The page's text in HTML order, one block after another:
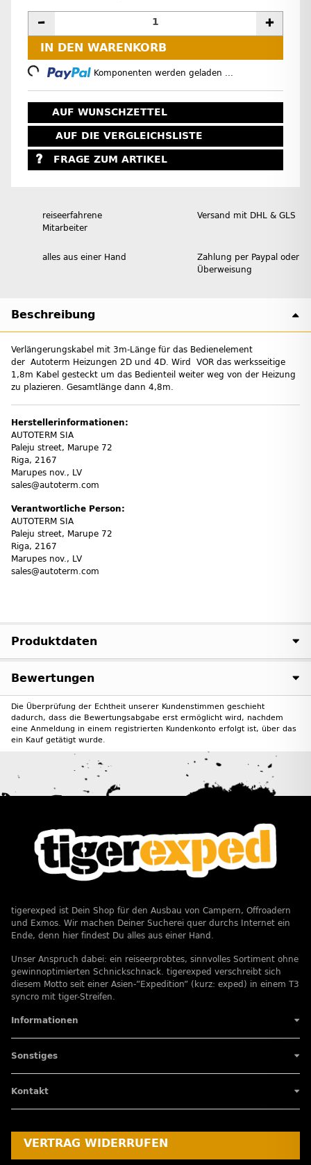
IN DEN WARENKORB
Komponenten werden geladen ...
AUF WUNSCHZETTEL
AUF DIE VERGLEICHSLISTE
FRAGE ZUM ARTIKEL
reiseerfahrene
Mitarbeiter
Versand mit DHL & GLS
alles aus einer Hand
Zahlung per Paypal oder
Überweisung
Beschreibung
Verlängerungskabel mit 3m-Länge für das Bedienelement
der Autoterm Heizungen 2D und 4D. Wird VOR das werksseitige
1,8m Kabel gesteckt um das Bedienteil weiter weg von der Heizung
zu plazieren. Gesamtlänge dann 4,8m.
Herstellerinformationen:
AUTOTERM SIA
Paleju street, Marupe 72
Riga, 2167
Marupes nov., LV
sales@autoterm.com
Verantwortliche Person:
AUTOTERM SIA
Paleju street, Marupe 72
Riga, 2167
Marupes nov., LV
sales@autoterm.com
Produktdaten
Bewertungen
Die Überprüfung der Echtheit unserer Kundenstimmen geschieht
dadurch, dass die Bewertungsabgabe erst ermöglicht wird, nachdem
eine Anmeldung in einem registrierten Kundenkonto erfolgt ist, über das
ein Kauf getätigt wurde.
tigerexped ist Dein Shop für den Ausbau von Campern, Offroadern
und Exmos. Wir machen Deiner Sucherei quer durchs Internet ein
Ende, denn hier findest Du alles aus einer Hand.
Unser Anspruch dabei: ein reiseerprobtes, sinnvolles Sortiment ohne
gewinnoptimierten Schnickschnack. tigerexped verschreibt sich
diesem Motto seit einer Asien-”Expedition” (kurz: exped) in einem T3
syncro mit tiger-Streifen.
Informationen
Sonstiges
Kontakt
VERTRAG WIDERRUFEN